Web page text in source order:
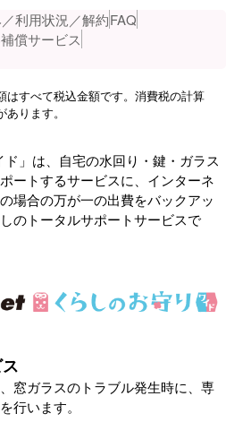
利用状況／解約FAQ
償サービス
はすべて税込金額です。消費税の計算
ります。
ド」は、自宅の水回り・鍵・ガラス
ートするサービスに、インターネ
場合の万が一の出費をバックアッ
のトータルサポートサービスで
窓ガラスのトラブル発生時に、専
行います。